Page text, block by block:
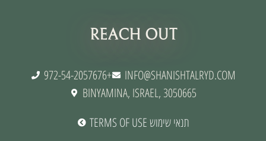
REACH OUT
972-54-2057676+
INFO@SHANISHTALRYD.COM
BINYAMINA, ISRAEL, 3050665
TERMS OF USE תנאי שימוש